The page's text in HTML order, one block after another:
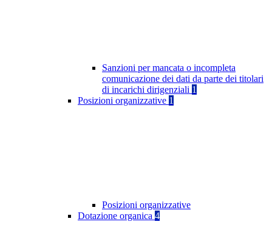
Sanzioni per mancata o incompleta
comunicazione dei dati da parte dei titolari
di incarichi dirigenziali 1
Posizioni organizzative 1
Posizioni organizzative
Dotazione organica 4